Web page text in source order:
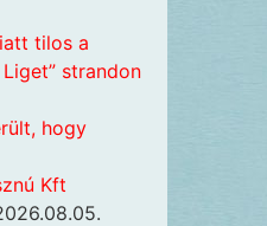
tilos a
strandon
hogy
Kft